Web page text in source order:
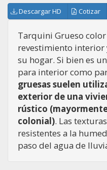
Descargar HD Cotizar
Tarquini Grueso color
revestimiento
su hogar. Si bien es
para interior como
gruesas suelen
exterior de una
rústico
colonial). Las
resistentes a la
paso del agua de